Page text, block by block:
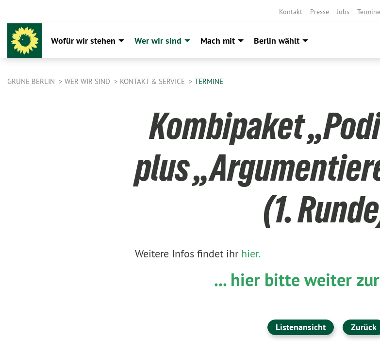
Kontakt Presse Jobs Termine
Wofür wir stehen Wer wir sind Mach mit Berlin wählt
GRÜNE BERLIN WER WIR SIND KONTAKT & SERVICE TERMINE
Kombipaket
plus
(1.
Weitere Infos findet ihr hier.
... hier bitte weiter
Listenansicht Zurück